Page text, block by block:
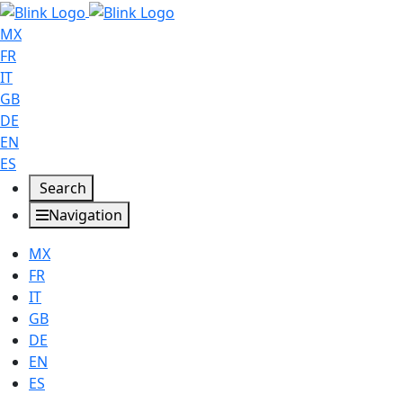
MX
FR
IT
GB
DE
EN
ES
Search
Navigation
MX
FR
IT
GB
DE
EN
ES